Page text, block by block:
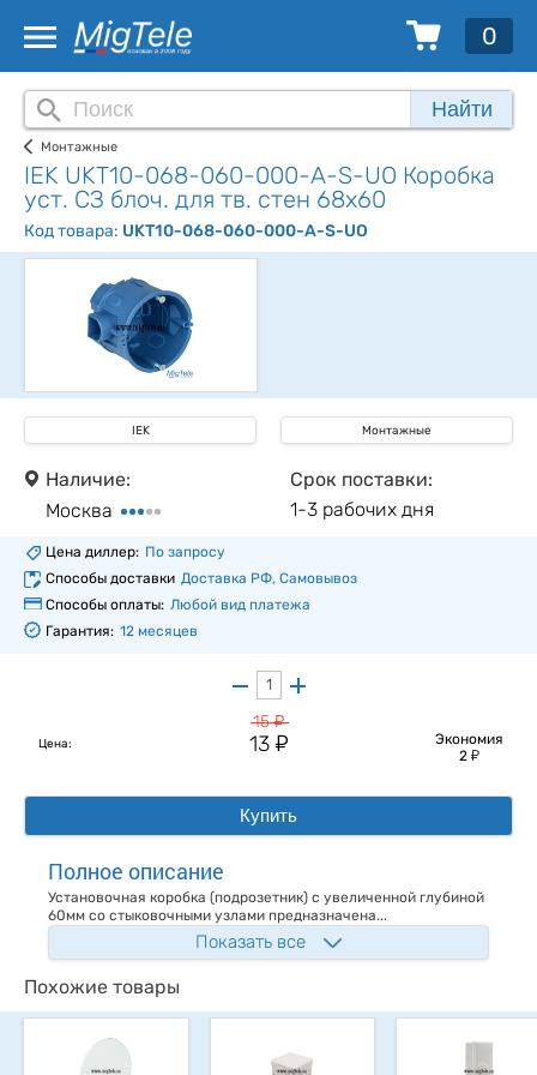
0
Найти
Монтажные
IEK UKT10-068-060-000-A-S-UO Коробка
уст. СЗ блоч. для тв. стен 68х60
Код товара: UKT10-068-060-000-A-S-UO
IEK Монтажные
Наличие:
Москва
Срок поставки:
1-3 рабочих дня
Цена диллер: По запросу
Способы доставки Доставка РФ, Самовывоз
Способы оплаты: Любой вид платежа
Гарантия: 12 месяцев
Цена:
15у
13 у
Экономия
2 у
Купить
Полное описание
Установочная коробка (подрозетник) с увеличенной глубиной
60мм со стыковочными узлами предназначена...
Показать все
Похожие товары